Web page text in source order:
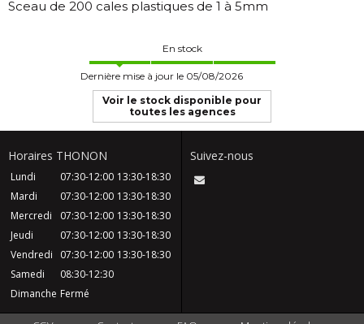
Sceau de 200 cales plastiques de 1 à 5mm
En stock
Dernière mise à jour le 05/08/2026
Voir le stock disponible pour
toutes les agences
Horaires THONON
Lundi 07:30-12:00 13:30-18:30
Mardi
07:30-12:00 13:30-18:30
Mercredi
07:30-12:00 13:30-18:30
Jeudi
07:30-12:00 13:30-18:30
Vendredi
07:30-12:00 13:30-18:30
Samedi
08:30-12:30
Dimanche Fermé
Suivez-nous